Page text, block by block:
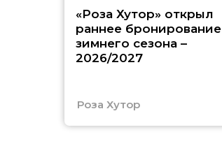
«Роза Хутор» открыл
раннее бронирование
зимнего сезона –
2026/2027
Роза Хутор